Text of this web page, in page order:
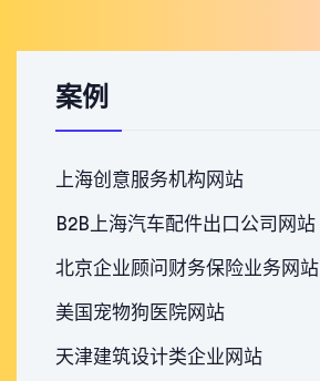
案例
上海创意服务机构网站
B2B上海汽车配件出口公司网站
北京企业顾问财务保险业务网站
美国宠物狗医院网站
天津建筑设计类企业网站